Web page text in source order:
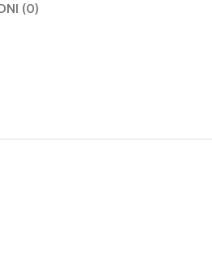
(0)